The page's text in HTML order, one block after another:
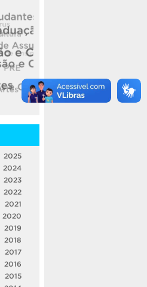
2025
2024
2023
2022
2021
2020
2019
2018
2017
2016
2015